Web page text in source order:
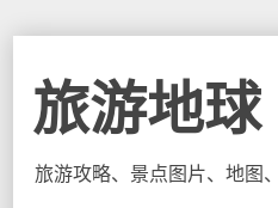
旅游地球
旅游攻略、景点图片、地图